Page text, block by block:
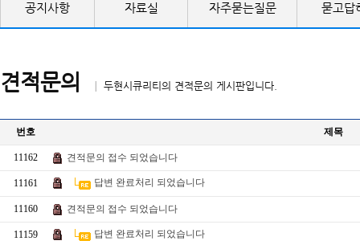
공지사항 자료실 자주묻는질문 묻고답
견적문의 │ 두현시큐리티의 견적문의 게시판입니다.
번호 제목
11162 견적문의 접수 되었습니다
11161 답변 완료처리 되었습니다
11160 견적문의 접수 되었습니다
11159 답변 완료처리 되었습니다